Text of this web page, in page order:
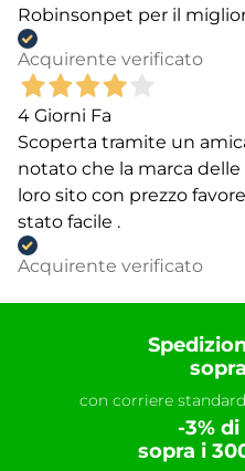
Robinsonpet per il
Acquirente verificato
4 Giorni Fa
Scoperta tramite un
notato che la marca
loro sito con prezzo
stato facile .
Acquirente verificato
con corriere
-3%
sopra i